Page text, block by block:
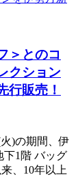
＞とのコ
クション
行販売！
)の期間、伊
下1階 バッグ
、10年以上